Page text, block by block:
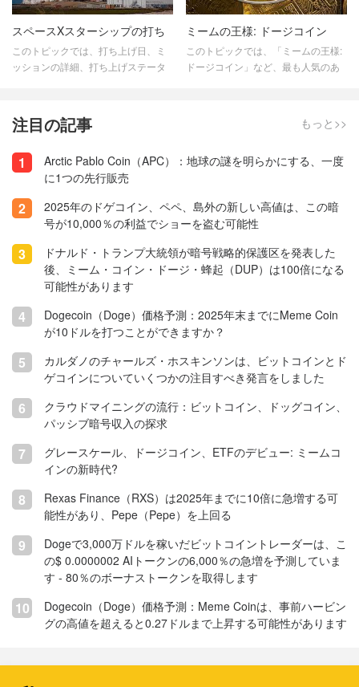
Dogecoin マイニングの収益性など、
を提供します。
スペースXスターシップの打ち
上げ
このトピックでは、打ち上げ日、ミ
ッションの詳細、打ち上げステータ
の有益で包括的なリソースを利用し
て、最新の SpaceX Starship の打ち
ださい。
ミームの王様: ドージコイン
このトピックでは、「ミームの王様:
ドージコイン」など、最も人気のあ
これらのデジタル資産はさまざまな
ロックチェーンの最も革新的な側面
注目の記事 もっと>>
1
Arctic Pablo Coin（APC）：地球の謎を明らかにする、一度
に1つの先行販売
2
2025年のドゲコイン、ペペ、島外の新しい高値は、この暗
号が10,000％の利益でショーを盗む可能性
3
ドナルド・トランプ大統領が暗号戦略的保護区を発表した
後、ミーム・コイン・ドージ・蜂起（DUP）は100倍になる
可能性があります
4
Dogecoin（Doge）価格予測：2025年末までにMeme Coin
が10ドルを打つことができますか？
5
カルダノのチャールズ・ホスキンソンは、ビットコインとド
ゲコインについていくつかの注目すべき発言をしました
6
クラウドマイニングの流行：ビットコイン、ドッグコイン、
パッシブ暗号収入の探求
7
グレースケール、ドージコイン、ETFのデビュー: ミームコ
インの新時代?
8
Rexas Finance（RXS）は2025年までに10倍に急増する可
能性があり、Pepe（Pepe）を上回る
9
Dogeで3,000万ドルを稼いだビットコイントレーダーは、こ
の$ 0.0000002 AIトークンの6,000％の急増を予測していま
す - 80％のボーナストークンを取得します
10
Dogecoin（Doge）価格予測：Meme Coinは、事前ハービン
グの高値を超えると0.27ドルまで上昇する可能性があります